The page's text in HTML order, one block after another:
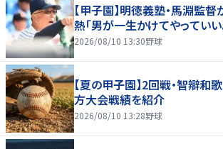
【甲子園】明徳義塾・馬淵監
熱「男が一生かけてやっていい
2026/08/10 13:30野球
【夏の甲子園】2回戦・智辯
方大会戦績を紹介
2026/08/10 13:28野球